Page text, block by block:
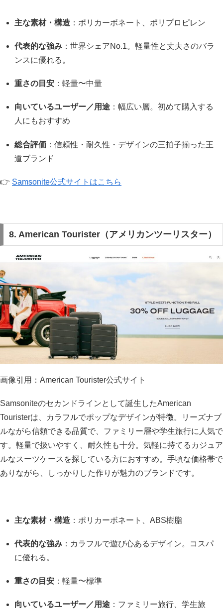
主な素材・構造 ：ポリカーボネート、ポリプロピレン
代表的な強み ：世界シェアNo.1。軽量性と丈夫さのバラ
ンスに優れる。
重さの目安 ：軽量〜中量
向いているユーザー／用途 ：幅広い層。初めて購入する
人にもおすすめ
総合評価 ：信頼性・耐久性・デザインの三拍子揃った王
道ブランド
👉 Samsonite公式サイトはこちら
8. American Tourister（アメリカンツーリスター）
画像引用：American Tourister公式サイト
Samsoniteのセカンドラインとして誕生したAmerican
Touristerは、カラフルでポップなデザインが特徴。リーズナブ
ルながら信頼できる品質で、ファミリー層や学生旅行に人気で
す。軽量で扱いやすく、耐久性も十分。気軽に持てるカジュア
ルなスーツケースを探している方におすすめ。手頃な価格帯で
ありながら、しっかりした作りが魅力のブランドです。
主な素材・構造 ：ポリカーボネート、ABS樹脂
代表的な強み ：カラフルで遊び心あるデザイン。コスパ
に優れる。
重さの目安 ：軽量〜標準
向いているユーザー／用途 ：ファミリー旅行、学生旅